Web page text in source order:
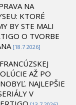
NA
KTORÉ
BY STE MALI
O TVORBE
[18.7 2026]
AŽ PO
NAJLEPŠIE
V